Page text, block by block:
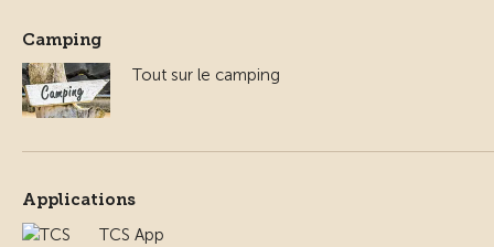
Camping
Tout sur le camping
Applications
TCS App